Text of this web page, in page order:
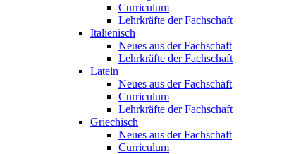
Curriculum
Lehrkräfte der Fachschaft
Italienisch
Neues aus der Fachschaft
Lehrkräfte der Fachschaft
Latein
Neues aus der Fachschaft
Curriculum
Lehrkräfte der Fachschaft
Griechisch
Neues aus der Fachschaft
Curriculum